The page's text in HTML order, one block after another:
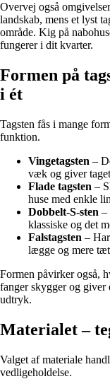
Overvej også
landskab, mens et lyst
område. Kig på
fungerer i dit kvarter.
Formen på
i ét
Tagsten fås i mange
funktion.
Vingetagsten –
væk og giver
Flade tagsten –
huse med enkle
Dobbelt-S-sten –
klassiske og det
Falstagsten –
lægge og mere
Formen påvirker også,
fanger skygger og giver
udtryk.
Materialet –
Valget af materiale
vedligeholdelse.